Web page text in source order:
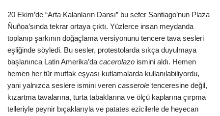
20 Ekim’de “Arta Kalanların Dansı” bu sefer Santiago’nun Plaza
Ñuñoa’sında tekrar ortaya çıktı. Yüzlerce insan meydanda
toplanıp şarkının doğaçlama versiyonunu tencere tava sesleri
eşliğinde söyledi. Bu sesler, protestolarda sıkça duyulmaya
başlanınca Latin Amerika’dacacerolazo ismini aldı. Hemen
hemen her tür mutfak eşyası kutlamalarda kullanılabiliyordu,
yani yalnızca seslere ismini veren casserole tenceresine değil,
kızartma tavalarına, turta tabaklarına ve ölçü kaplarına çırpma
telleriyle peynir bıçaklarıyla ve patates ezicilerle de heyecan